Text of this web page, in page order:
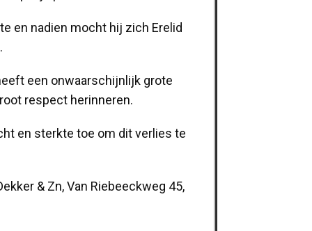
en nadien mocht hij zich Erelid
een onwaarschijnlijk grote
respect herinneren.
en sterkte toe om dit verlies te
& Zn, Van Riebeeckweg 45,